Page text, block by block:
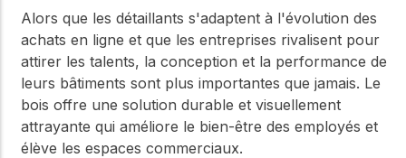
Alors que les détaillants s'adaptent à l'évolution des
achats en ligne et que les entreprises rivalisent pour
attirer les talents, la conception et la performance de
leurs bâtiments sont plus importantes que jamais. Le
bois offre une solution durable et visuellement
attrayante qui améliore le bien-être des employés et
élève les espaces commerciaux.